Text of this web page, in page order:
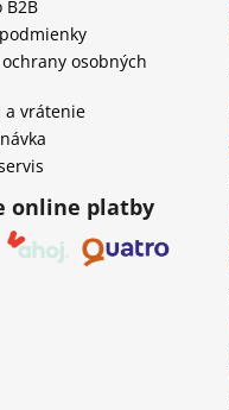
B2B
osobných
a vrátenie
online platby